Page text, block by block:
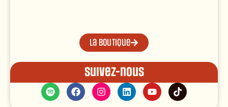
La boutique
Suivez-nous